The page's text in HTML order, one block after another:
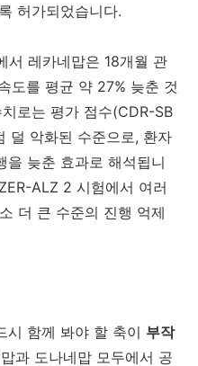
허가되었습니다.
서 레카네맙은 18개월 관
도를 평균 약 27% 늦춘 것
로는 평가 점수(CDR-SB
덜 악화된 수준으로, 환자
을 늦춘 효과로 해석됩니
ALZ 2 시험에서 여러
더 큰 수준의 진행 억제
시 함께 봐야 할 축이 부작
과 도나네맙 모두에서 공